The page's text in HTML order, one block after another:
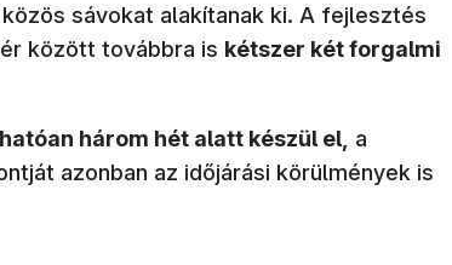
sávokat alakítanak ki. A fejlesztés
között továbbra is kétszer két forgalmi
három hét alatt készül el, a
azonban az időjárási körülmények is